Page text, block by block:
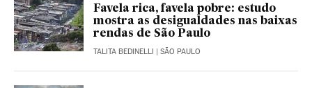
Favela rica, favela pobre: estudo
mostra as desigualdades nas baixas
rendas de São Paulo
TALITA BEDINELLI | SÃO PAULO